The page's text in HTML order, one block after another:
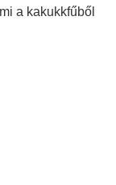
a kakukkfűből